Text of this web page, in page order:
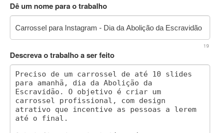
Dê um nome para o trabalho
19
Descreva o trabalho a ser feito